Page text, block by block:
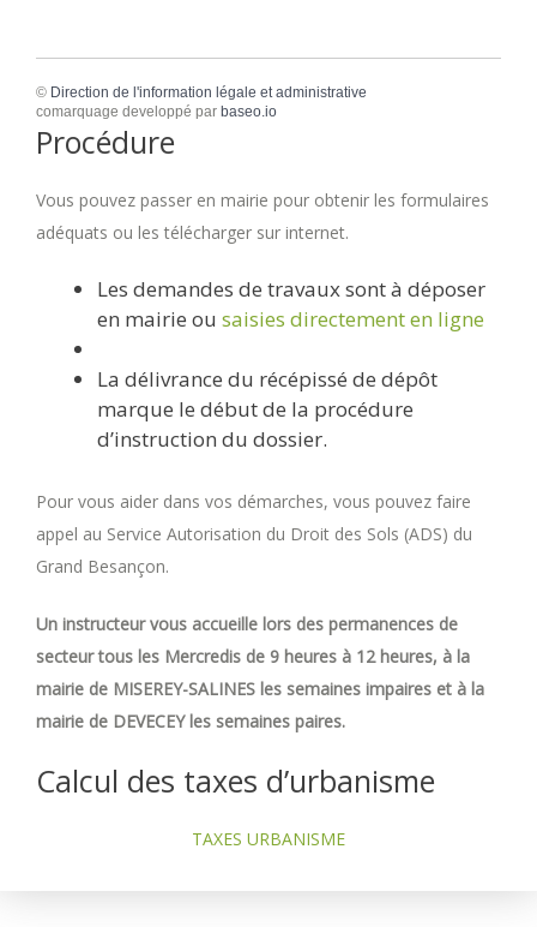
© Direction de l'information légale et administrative
comarquage developpé par baseo.io
Procédure
Vous pouvez passer en mairie pour obtenir les formulaires
adéquats ou les télécharger sur internet.
Les demandes de travaux sont à déposer
en mairie ou saisies directement en ligne
La délivrance du récépissé de dépôt
marque le début de la procédure
d’instruction du dossier.
Pour vous aider dans vos démarches, vous pouvez faire
appel au Service Autorisation du Droit des Sols (ADS) du
Grand Besançon.
Un instructeur vous accueille lors des permanences de
secteur tous les Mercredis de 9 heures à 12 heures, à la
mairie de MISEREY-SALINES les semaines impaires et à la
mairie de DEVECEY les semaines paires.
Calcul des taxes d’urbanisme
TAXES URBANISME